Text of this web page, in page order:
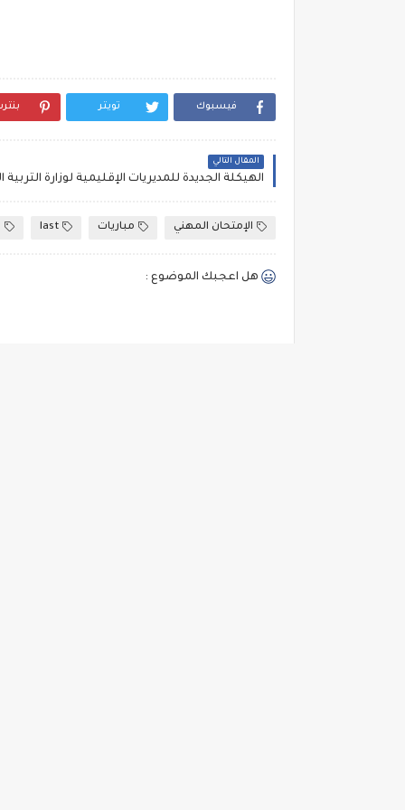
فيسبوك تويتر
المقال التالي
الإمتحان المهني مباريات last
هل اعجبك الموضوع :